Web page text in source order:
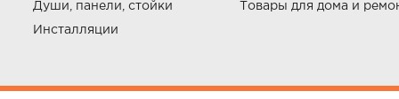
Души, панели, стойки
Инсталляции
Товары для дома и